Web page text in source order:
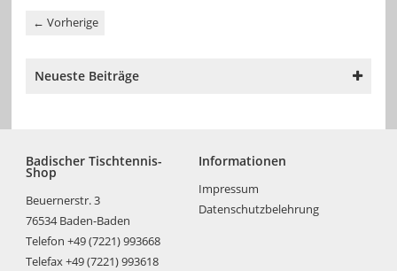
← Vorherige
Neueste Beiträge
Badischer Tischtennis-
Shop
Beuernerstr. 3
76534 Baden-Baden
Telefon +49 (7221) 993668
Telefax +49 (7221) 993618
Informationen
Impressum
Datenschutzbelehrung